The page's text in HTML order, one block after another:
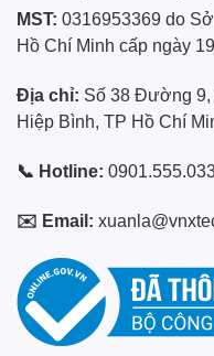
MST: 0316953369 do
Hồ Chí Minh cấp ngày
Địa chỉ: Số 38 Đường 9,
Hiệp Bình, TP Hồ Chí
📞 Hotline:
✉️ Email: